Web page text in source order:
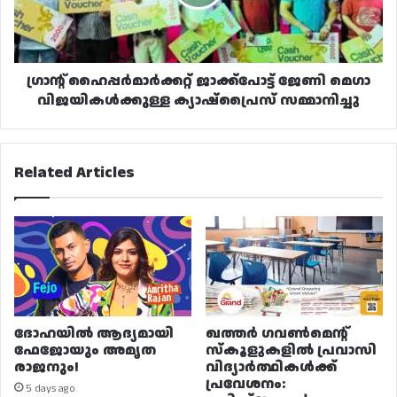
വിജയികൾക്കുള്ള
ക്യാഷ്പ്രൈസ്
സമ്മാനിച്ചു
ഗ്രാന്റ് ഹൈപ്പർമാർക്കറ്റ് ജാക്ക്പോട്ട് ജേണി മെഗാ
വിജയികൾക്കുള്ള ക്യാഷ്പ്രൈസ് സമ്മാനിച്ചു
Related Articles
ദോഹയിൽ ആദ്യമായി
ഫേജോയും അമൃത
രാജനും!
5 days ago
ഖത്തർ ഗവൺമെന്റ്
സ്കൂളുകളിൽ പ്രവാസി
വിദ്യാർത്ഥികൾക്ക്
പ്രവേശനം: